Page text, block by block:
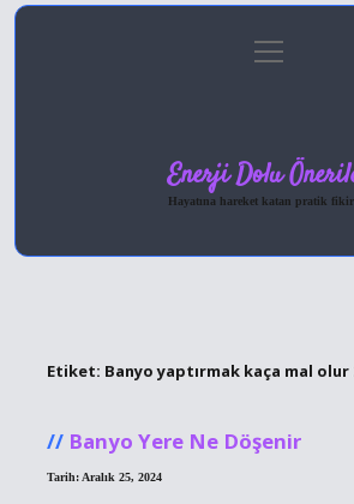
Gizlilik Politikası
menüyü
aç
Enerji Dolu
Hayatına hareket katan pratik
Etiket: Banyo yaptırmak kaça mal olur
Banyo Yere Ne Döşenir
Tarih: Aralık 25, 2024